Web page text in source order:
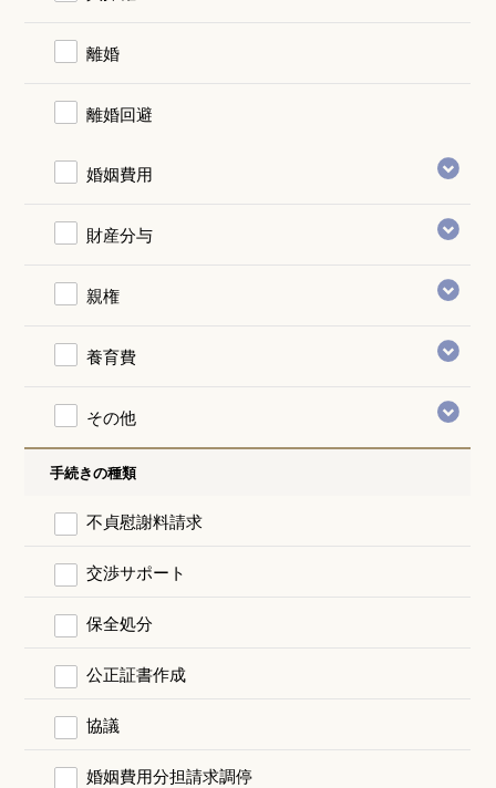
離婚
離婚回避
婚姻費用
財産分与
親権
養育費
その他
手続きの種類
不貞慰謝料請求
交渉サポート
保全処分
公正証書作成
協議
婚姻費用分担請求調停